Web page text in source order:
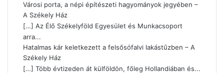
Városi porta, a népi építészeti hagyományok jegyében –
A Székely Ház
[…] Az Élő Székelyföld Egyesület és Munkacsoport
arra...
Hatalmas kár keletkezett a felsősófalvi lakástűzben – A
Székely Ház
[…] Több évtizeden át külföldön, főleg Hollandiában és...